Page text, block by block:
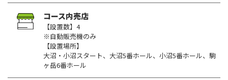
コース内売店
【設置数】4
※自動販売機のみ
【設置場所】
大沼・小沼スタート、大沼5番ホール、小沼5番ホール、駒
ヶ岳6番ホール